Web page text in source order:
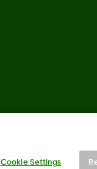
Cookie Settings